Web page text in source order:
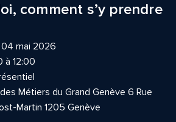
comment s’y prendre
04 mai 2026
à 12:00
Métiers du Grand Genève 6 Rue
Martin 1205 Genève